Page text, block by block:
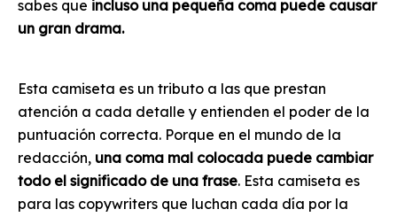
sabes que incluso una pequeña coma puede causar
un gran drama.
Esta camiseta es un tributo a las que prestan
atención a cada detalle y entienden el poder de la
puntuación correcta. Porque en el mundo de la
redacción, una coma mal colocada puede cambiar
todo el significado de una frase. Esta camiseta es
para las copywriters que luchan cada día por la